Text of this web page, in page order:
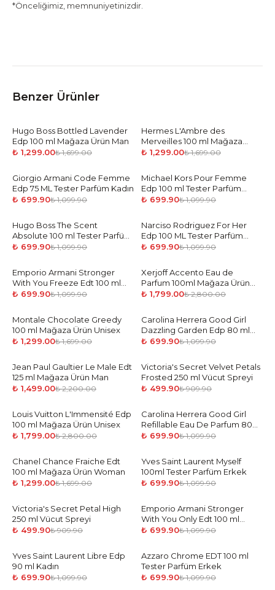
*Önceliğimiz, memnuniyetinizdir.
Benzer Ürünler
-24 %
Hugo Boss Bottled Lavender
Edp 100 ml Mağaza Ürün Man
₺ 1,299.00₺ 1,699.00
-24%
Hermes L'Ambre des
Merveilles 100 ml Mağaza
Ürün Woman
₺ 1,299.00₺ 1,699.00
-36%
Giorgio Armani Code Femme
Edp 75 ML Tester Parfüm Kadın
₺ 699.90₺ 1,099.90
-36%
Michael Kors Pour Femme
Edp 100 ml Tester Parfüm
Kadın
₺ 699.90₺ 1,099.90
-36 %
Hugo Boss The Scent
Absolute 100 ml Tester Parfüm
Kadın
₺ 699.90₺ 1,099.90
-36%
Narciso Rodriguez For Her
Edp 100 ML Tester Parfüm
Kadın
₺ 699.90₺ 1,099.90
-36%
Emporio Armani Stronger
With You Freeze Edt 100 ml
Tester Parfüm Erkek
₺ 699.90₺ 1,099.90
-36%
Xerjoff Accento Eau de
Parfum 100ml Mağaza Ürün
Unisex
₺ 1,799.00₺ 2,800.00
-24%
Montale Chocolate Greedy
100 ml Mağaza Ürün Unisex
₺ 1,299.00₺ 1,699.00
-36%
Carolina Herrera Good Girl
Dazzling Garden Edp 80 ml
Tester Parfüm Kadın
₺ 699.90₺ 1,099.90
-32%
Jean Paul Gaultier Le Male Edt
125 ml Mağaza Ürün Man
₺ 1,499.00₺ 2,200.00
-45%
Victoria's Secret Velvet Petals
Frosted 250 ml Vücut Spreyi
₺ 499.90₺ 909.90
-36%
Louis Vuitton L'Immensité Edp
100 ml Mağaza Ürün Unisex
₺ 1,799.00₺ 2,800.00
-36%
Carolina Herrera Good Girl
Refillable Eau De Parfum 80
ml Tester Parfüm Kadın
₺ 699.90₺ 1,099.90
-24%
Chanel Chance Fraiche Edt
100 ml Mağaza Ürün Woman
₺ 1,299.00₺ 1,699.00
-36%
Yves Saint Laurent Myself
100ml Tester Parfüm Erkek
₺ 699.90₺ 1,099.90
-45%
Victoria's Secret Petal High
250 ml Vücut Spreyi
₺ 499.90₺ 909.90
-36%
Emporio Armani Stronger
With You Only Edt 100 ml
Tester Parfüm Erkek
₺ 699.90₺ 1,099.90
-36%
Yves Saint Laurent Libre Edp
90 ml Kadın
₺ 699.90₺ 1,099.90
-36%
Azzaro Chrome EDT 100 ml
Tester Parfüm Erkek
₺ 699.90₺ 1,099.90